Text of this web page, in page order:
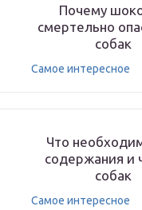
Почему
смертельно
собак
Самое интересное
Что
содержания и
собак
Самое интересное